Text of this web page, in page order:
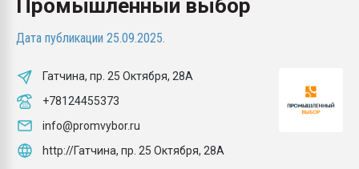
Всё, что касается
Промышленный выбор
Дата публикации 25.09.2025.
Гатчина, пр. 25 Октября, 28А
+78124455373
info@promvybor.ru
http://Гатчина, пр. 25 Октября, 28А